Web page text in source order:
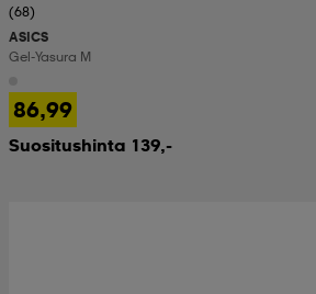
(68)
ASICS
Gel-Yasura M
86,99
Suositushinta 139,-